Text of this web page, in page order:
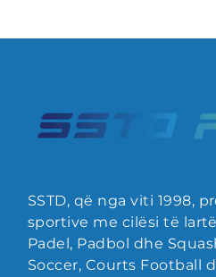
SSTD, që nga viti 1998,
sportive me cilësi të
Padel, Padbol dhe
Soccer, Courts Football